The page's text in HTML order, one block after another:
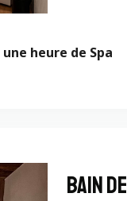
une heure de Spa
bain